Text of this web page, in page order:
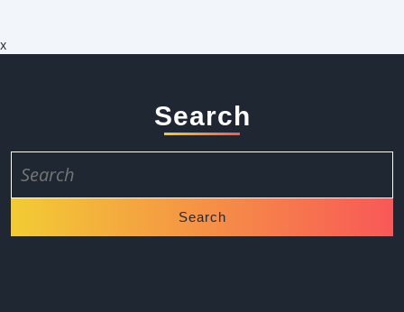
x
Search
for: